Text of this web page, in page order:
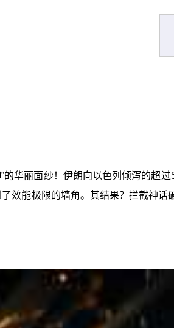
华丽面纱！伊朗向以色列倾泻的超
效能极限的墙角。其结果？拦截神话